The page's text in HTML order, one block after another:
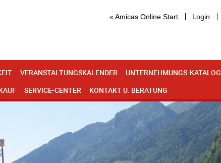
« Amicas Online Start Login
VERANSTALTUNGSKALENDER UNTERNEHMUNGS-KATALOG
SERVICE-CENTER KONTAKT U. BERATUNG